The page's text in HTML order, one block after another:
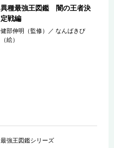
異種最強王図鑑 闇の王者決
定戦編
健部伸明（監修） ／なんばきび
（絵）
最強王図鑑シリーズ